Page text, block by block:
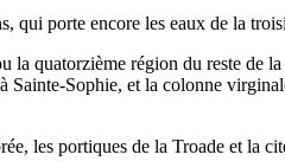
qui porte encore les eaux de la
la quatorzième région du reste de
Sophie, et la colonne
les portiques de la Troade et la